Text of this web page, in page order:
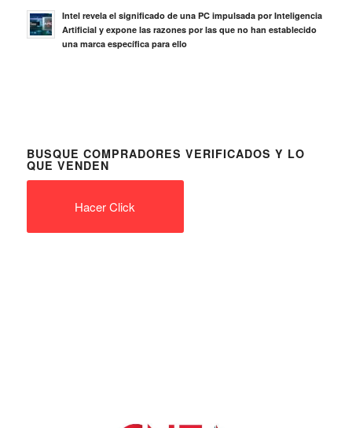
Intel revela el significado de una PC impulsada por Inteligencia
Artificial y expone las razones por las que no han establecido
una marca específica para ello
BUSQUE COMPRADORES VERIFICADOS Y LO
QUE VENDEN
Hacer Click